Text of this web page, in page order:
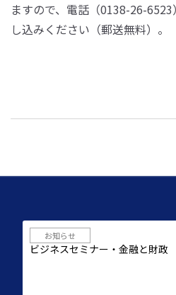
ますので、電話（0138-26-
し込みください（郵送無料）。
お知らせ
ビジネスセミナー・金融と財政